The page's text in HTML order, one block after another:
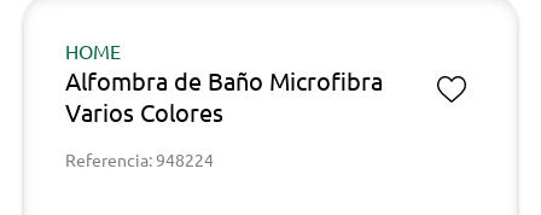
HOME
Alfombra de Baño Microfibra
Varios Colores
Referencia: 948224